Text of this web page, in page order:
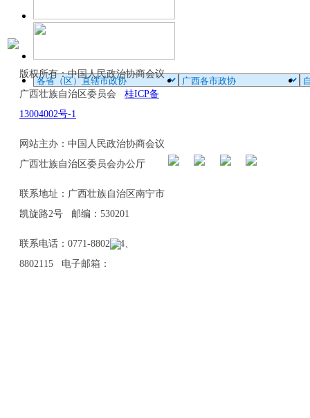
版权所有：中国人民政治协商会议
广西壮族自治区委员会 桂ICP备
13004002号-1
网站主办：中国人民政治协商会议
广西壮族自治区委员会办公厅
联系地址：广西壮族自治区南宁市
凯旋路2号 邮编：530201
联系电话：0771-8802114、
8802115 电子邮箱：